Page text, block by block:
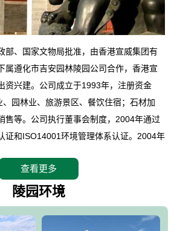
部、国家文物局批准，由香港宣威集团有
属遵化市吉安园林陵园公司合作，香港宣
资兴建。公司成立于1993年，注册资金
园林业、旅游景区、餐饮住宿；石材加
售等。公司执行董事会制度，2004年通过
证和ISO14001环境管理体系认证。2004年
园式陵园，园内建有四星级酒店一座。
座落在世界文化遗产清东陵地形墙内，地
交通便利。公司以“建设全国顶级人生后花
地”为目标，以海外归侨、国内外知名人士
查看更多
陵园环境